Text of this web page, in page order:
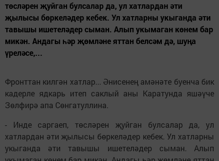
төсләрен җуйган булсалар да, ул хатлардан әти
җылысы бөркеләдер кебек. Ул хатларны укыганда әти
тавышы ишетеләдер сыман. Алып укымаган көнем бар
микән. Андагы һәр җөмләне яттан белсәм дә, шуңа
үреләсе,...
Фронттан килгән хатлар... Әнисенең амәнәте буенча бик
кадерле ядкарь итеп саклый аны Каратунда яшәүче
Зөлфирә апа Сөнгатуллина.
- Инде саргаеп, төсләрен җуйган булсалар да, ул
хатлардан әти җылысы бөркеләдер кебек. Ул хатларны
укыганда әти тавышы ишетеләдер сыман. Алып